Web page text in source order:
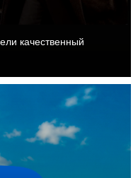
качественный